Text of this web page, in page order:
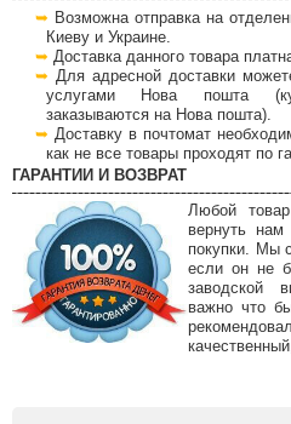
Возможна отправка на
Киеву и Украине.
Доставка данного товара
Для адресной доставки
услугами Нова пошта
заказываются на Нова пошта).
Доставку в почтомат
как не все товары проходят по
ГАРАНТИИ И ВОЗВРАТ
Любой
вернуть
покупки. Мы
если он не
заводской
важно что